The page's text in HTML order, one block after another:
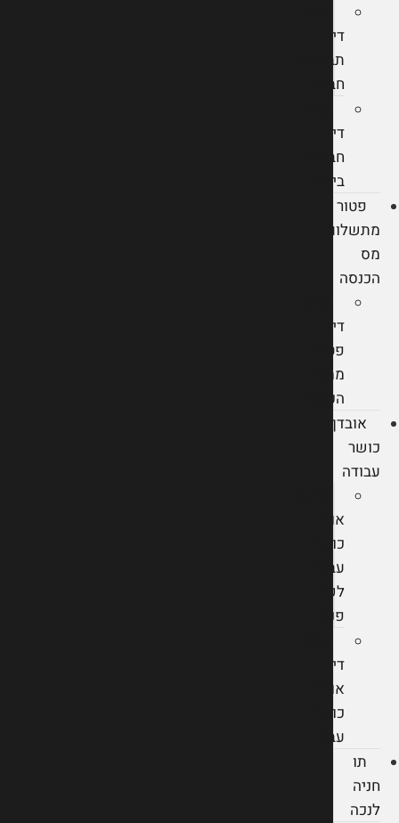
דין
תביעות
חבות
דין
חברות
ביטוח
פטור
מתשלום
מס
הכנסה
דין
פטור
ממס
הכנסה
אובדן
כושר
עבודה
אובדן
כושר
עבודה
לקרן
פנסיה
דין
אובדן
כושר
עבודה
תו
חניה
לנכה